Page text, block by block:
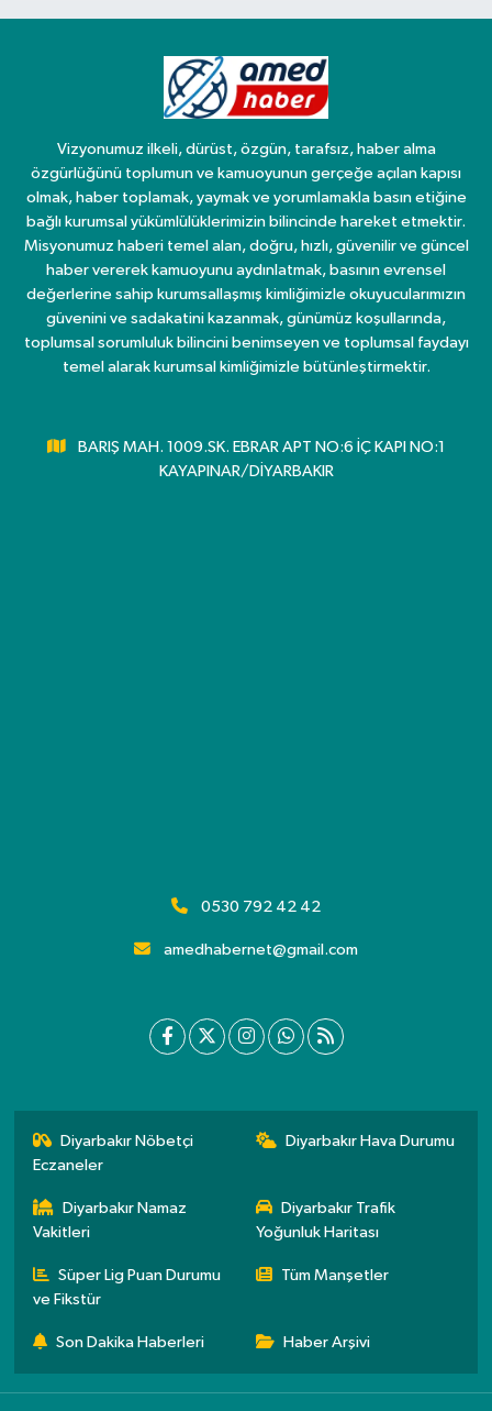
Vizyonumuz ilkeli, dürüst, özgün, tarafsız, haber alma
özgürlüğünü toplumun ve kamuoyunun gerçeğe açılan kapısı
olmak, haber toplamak, yaymak ve yorumlamakla basın etiğine
bağlı kurumsal yükümlülüklerimizin bilincinde hareket etmektir.
Misyonumuz haberi temel alan, doğru, hızlı, güvenilir ve güncel
haber vererek kamuoyunu aydınlatmak, basının evrensel
değerlerine sahip kurumsallaşmış kimliğimizle okuyucularımızın
güvenini ve sadakatini kazanmak, günümüz koşullarında,
toplumsal sorumluluk bilincini benimseyen ve toplumsal faydayı
temel alarak kurumsal kimliğimizle bütünleştirmektir.
BARIŞ MAH. 1009.SK. EBRAR APT NO:6 İÇ KAPI NO:1
KAYAPINAR/DİYARBAKIR
0530 792 42 42
amedhabernet@gmail.com
Diyarbakır Nöbetçi
Eczaneler
Diyarbakır Hava Durumu
Diyarbakır Namaz
Vakitleri
Diyarbakır Trafik
Yoğunluk Haritası
Süper Lig Puan Durumu
ve Fikstür
Tüm Manşetler
Son Dakika Haberleri Haber Arşivi